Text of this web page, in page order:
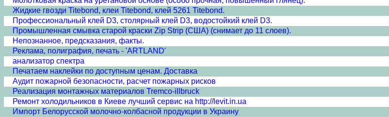
Жидкие гвозди Titebond, клеи Titebond, клей 5261 Titebond.
Профессиональный клей D3, столярный клей D3, водостойкий клей D3.
Промышленная смывка старой краски Zip Strip (США) (снимает до 11 слоев).
Непознанное, предсказания, факты.
Реклама, полиграфия, печать - 'ARTLAND'
анализатор спектра
Печатаем наклейки по доступным ценам. Доставка
Аудит пожарной безопасности, расчет пожарных рисков
Реализация монтажных материалов Tremco-illbruck
Ремонт холодильников в Киеве лучший сервис на http://levit.in.ua
Импорт Белорусской молочно-колбасной продукции в Украину